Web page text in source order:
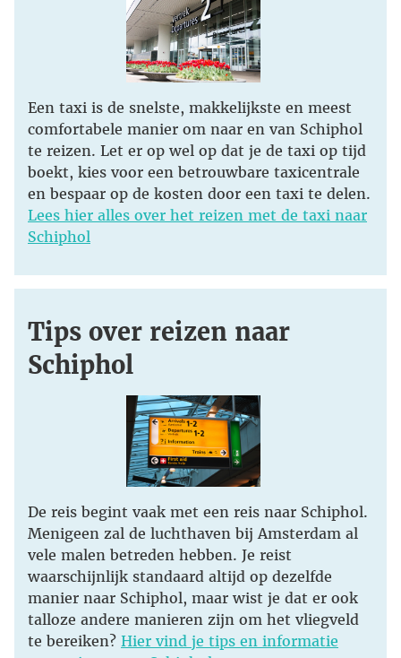
Een taxi is de snelste, makkelijkste en meest
comfortabele manier om naar en van Schiphol
te reizen. Let er op wel op dat je de taxi op tijd
boekt, kies voor een betrouwbare taxicentrale
en bespaar op de kosten door een taxi te delen.
Lees hier alles over het reizen met de taxi naar
Schiphol
Tips over reizen naar
Schiphol
De reis begint vaak met een reis naar Schiphol.
Menigeen zal de luchthaven bij Amsterdam al
vele malen betreden hebben. Je reist
waarschijnlijk standaard altijd op dezelfde
manier naar Schiphol, maar wist je dat er ook
talloze andere manieren zijn om het vliegveld
te bereiken? Hier vind je tips en informatie